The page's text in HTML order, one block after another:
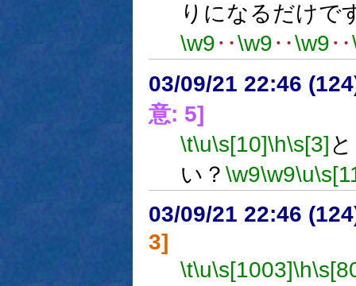
りになるだけで
\w9‥\w9‥\w9‥
03/09/21 22:46
意: 5]
\t\u\s[10]\h\s[3]
い？ \w9\w9\u
03/09/21 22:46
3]
\t\u\s[1003]\h